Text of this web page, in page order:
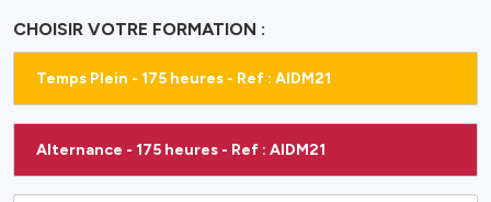
CHOISIR VOTRE FORMATION :
Temps Plein - 175 heures - Ref : AIDM21
Alternance - 175 heures - Ref : AIDM21